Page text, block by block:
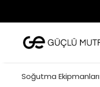
Soğutma Ekipmanları